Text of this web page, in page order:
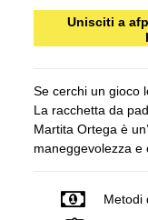
Unisciti a
Se cerchi un gioco
La racchetta da
Martita Ortega è
maneggevolezza e
Metodi